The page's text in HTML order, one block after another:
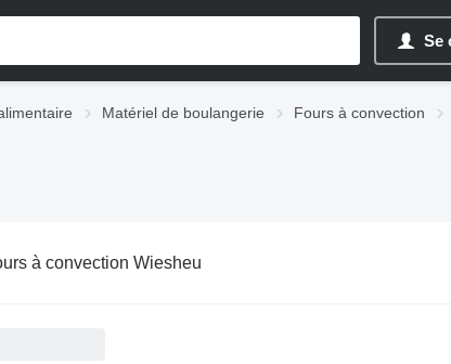
Se
Matériel de boulangerie Fours à convection
à convection Wiesheu